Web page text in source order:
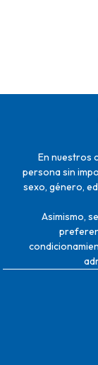
En nuestros
persona sin
sexo, género,
Asimismo,